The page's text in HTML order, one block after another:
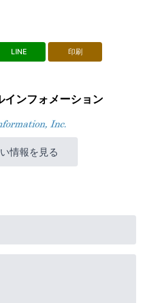
LINE 印刷
インフォメーション
情報を見る